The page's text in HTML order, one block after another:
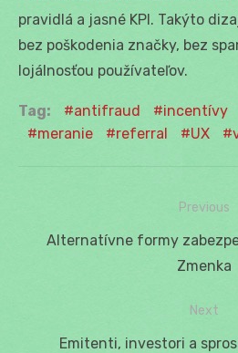
pravidlá a jasné KPI. Takýto
bez poškodenia značky, bez
lojálnosťou používateľov.
Tag: antifraud incentívy
meranie
referral UX
Navigácia
Previous
Previous
Alternatívne formy
Zmenka
Next
Emitenti, investori a